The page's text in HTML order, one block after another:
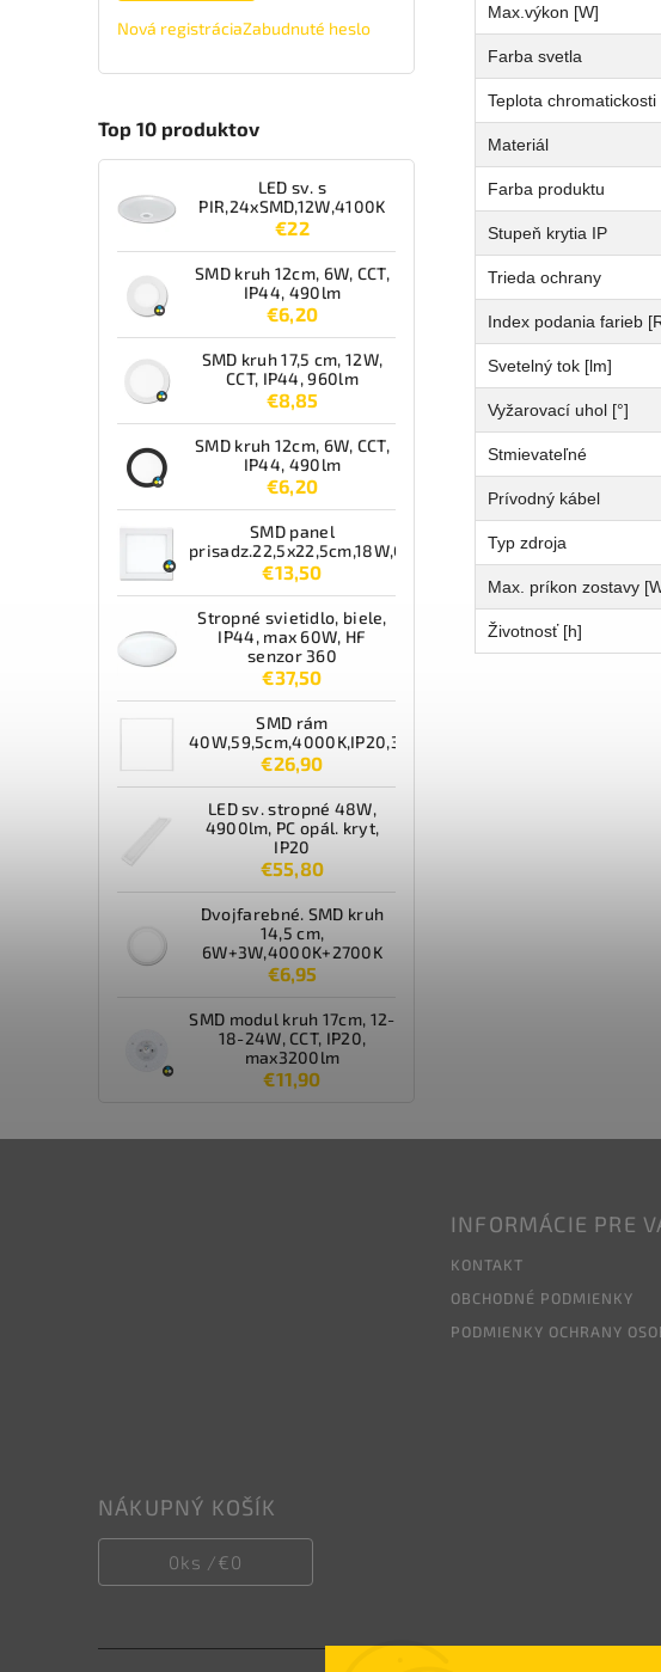
Nová registráciaZabudnuté heslo
Top 10 produktov
LED sv. s
PIR,24xSMD,12W,4100K
€22
SMD kruh 12cm, 6W, CCT,
IP44, 490lm
€6,20
SMD kruh 17,5 cm, 12W,
CCT, IP44, 960lm
€8,85
SMD kruh 12cm, 6W, CCT,
IP44, 490lm
€6,20
SMD panel
prisadz.22,5x22,5cm,18W,CCT,IP44,1550lm
€13,50
Stropné svietidlo, biele,
IP44, max 60W, HF
senzor 360
€37,50
SMD rám
40W,59,5cm,4000K,IP20,3600lm,biely
€26,90
LED sv. stropné 48W,
4900lm, PC opál. kryt,
IP20
€55,80
Dvojfarebné. SMD kruh
14,5 cm,
6W+3W,4000K+2700K
€6,95
SMD modul kruh 17cm, 12-
18-24W, CCT, IP20,
max3200lm
€11,90
Max.výkon [W]
Farba svetla
Teplota chromatickosti
Materiál
Farba produktu
Stupeň krytia IP
Trieda ochrany
Index podania farieb
Svetelný tok [lm]
Vyžarovací uhol [°]
Stmievateľné
Prívodný kábel
Typ zdroja
Max. príkon zostavy
Životnosť [h]
INFORMÁCIE PRE
KONTAKT
OBCHODNÉ PODMIENKY
PODMIENKY OCHRANY
NÁKUPNÝ KOŠÍK
0ks /€0